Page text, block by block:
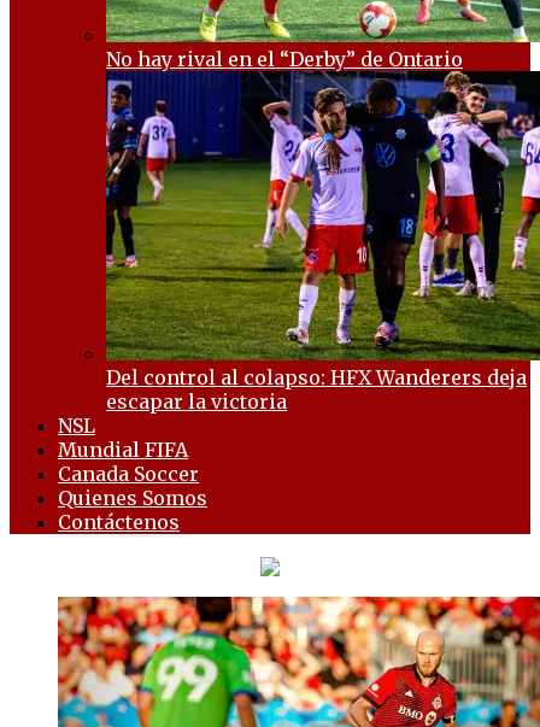
No hay rival en el “Derby” de Ontario
Del control al colapso: HFX Wanderers deja
escapar la victoria
NSL
Mundial FIFA
Canada Soccer
Quienes Somos
Contáctenos